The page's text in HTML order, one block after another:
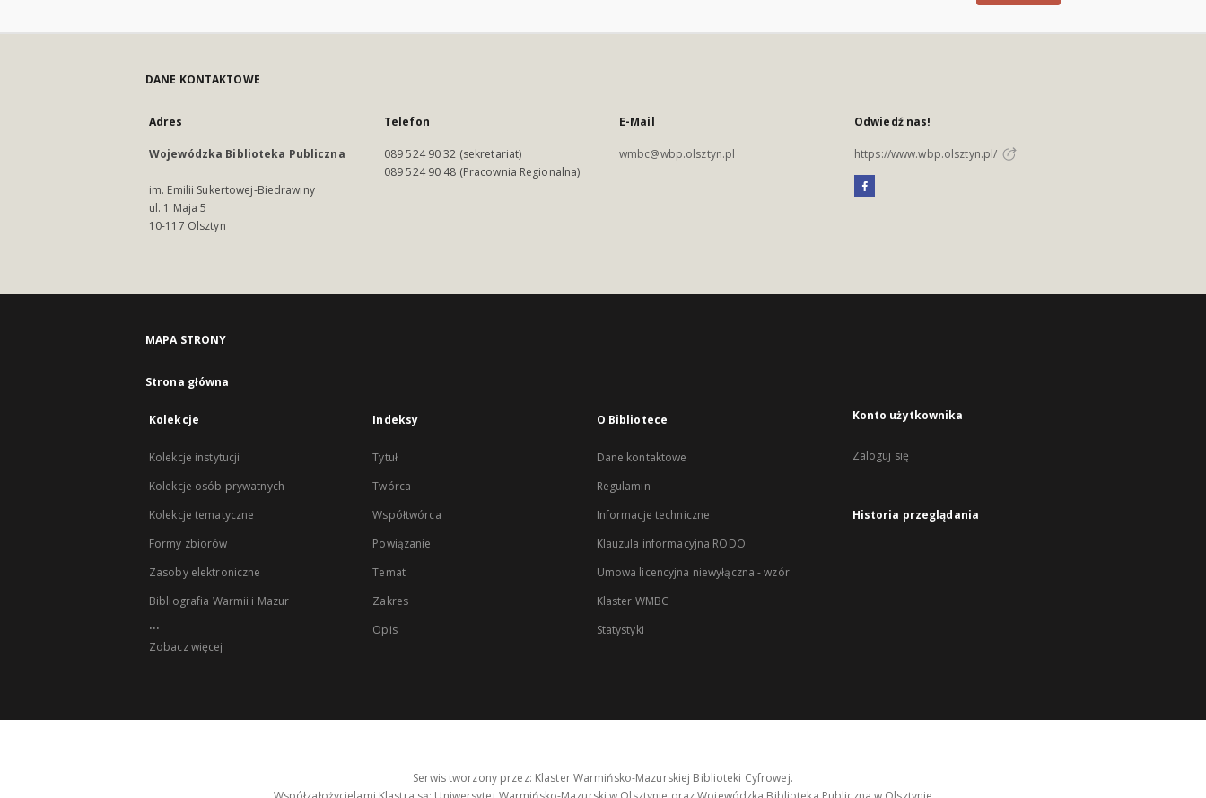
DANE KONTAKTOWE
Adres
Wojewódzka Biblioteka Publiczna
im. Emilii Sukertowej-Biedrawiny
ul. 1 Maja 5
10-117 Olsztyn
Telefon
089 524 90 32 (sekretariat)
089 524 90 48 (Pracownia Regionalna)
E-Mail
wmbc@wbp.olsztyn.pl
Odwiedź nas!
https://www.wbp.olsztyn.pl/
MAPA STRONY
Strona główna
Kolekcje
Kolekcje instytucji
Kolekcje osób prywatnych
Kolekcje tematyczne
Formy zbiorów
Zasoby elektroniczne
Bibliografia Warmii i Mazur
...
Zobacz więcej
Indeksy
Tytuł
Twórca
Współtwórca
Powiązanie
Temat
Zakres
Opis
O Bibliotece
Dane kontaktowe
Regulamin
Informacje techniczne
Klauzula informacyjna RODO
Umowa licencyjna niewyłączna - wzór
Klaster WMBC
Statystyki
Konto użytkownika
Zaloguj się
Historia przeglądania
Serwis tworzony przez: Klaster Warmińsko-Mazurskiej Biblioteki Cyfrowej.